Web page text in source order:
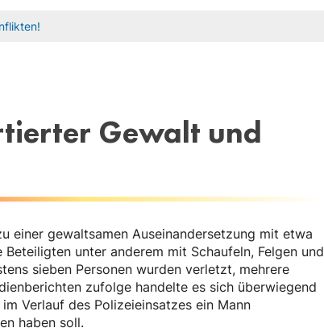
Gewalt und
einer gewaltsamen Auseinandersetzung mit etwa
unter anderem mit Schaufeln, Felgen und
sieben Personen wurden verletzt, mehrere
zufolge handelte es sich überwiegend
Verlauf des Polizeieinsatzes ein Mann
haben soll.